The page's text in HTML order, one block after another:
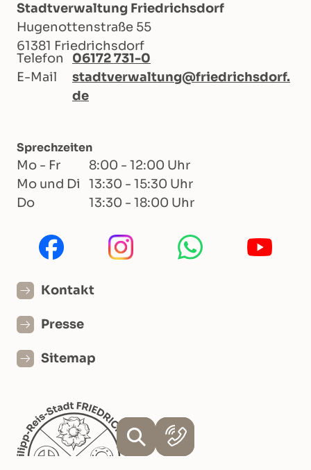
Stadtverwaltung Friedrichsdorf
Hugenottenstraße 55
61381 Friedrichsdorf
Telefon
06172 731-0
E-Mail
stadtverwaltung@friedrichsdorf.
de
Sprechzeiten
Mo - Fr
8:00 - 12:00 Uhr
Mo und Di
13:30 - 15:30 Uhr
Do
13:30 - 18:00 Uhr
Kontakt
Presse
Sitemap